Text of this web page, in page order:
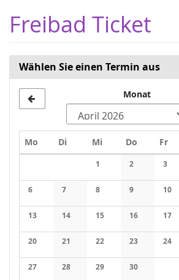
Haupt-
Inhalt
Freibad Ticket
Wählen Sie einen Termin aus
Monat
Mo Montag
DiDienstag
MiMittwoch
Do Fr
1
Keine
2
Keine
3
6
Keine Veranstaltungen
7
Keine Veranstaltungen
8
Keine
9
Keine
10
13
Keine Veranstaltungen
14
Keine Veranstaltungen
15
Keine
16
Keine
17
20
Keine Veranstaltungen
21
Keine Veranstaltungen
22
Keine
23
Keine
24
27 28 29 30